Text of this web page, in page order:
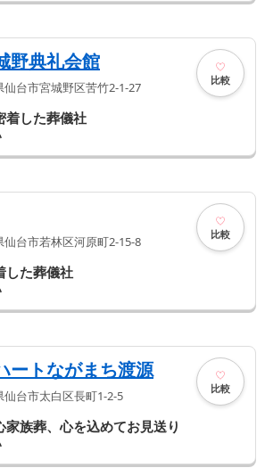
野典礼会館
仙台市宮城野区苦竹2-1-27 比較
着した葬儀社
仙台市若林区河原町2-15-8 比較
した葬儀社
ートながまち渡源
仙台市太白区長町1-2-5 比較
族葬、心を込めてお見送り